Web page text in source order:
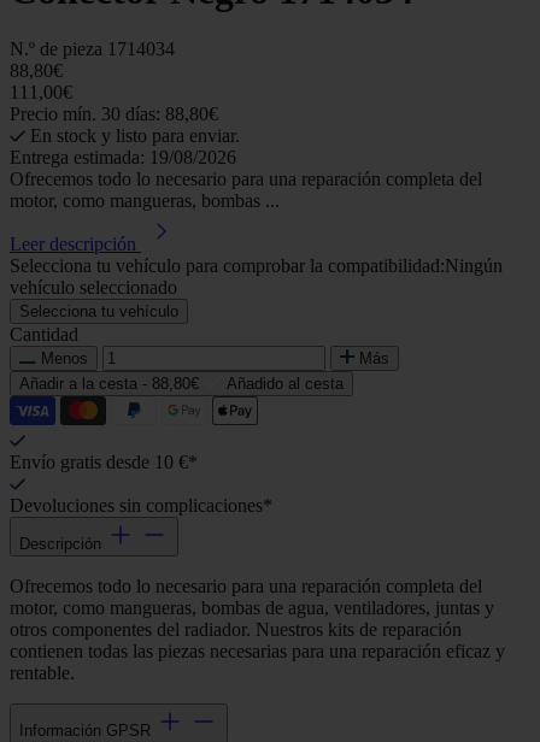
N.º de pieza 1714034
88,80€
111,00€
Precio mín. 30 días: 88,80€
En stock y listo para enviar.
Entrega estimada: 19/08/2026
Ofrecemos todo lo necesario para una reparación completa del
motor, como mangueras, bombas ...
Leer descripción
Selecciona tu vehículo para comprobar la compatibilidad:Ningún
vehículo seleccionado
Selecciona tu vehículo
Cantidad
Menos
Más
Añadir a la cesta - 88,80€ Añadido al cesta
Envío gratis desde 10 €*
Devoluciones sin complicaciones*
Descripción
Ofrecemos todo lo necesario para una reparación completa del
motor, como mangueras, bombas de agua, ventiladores, juntas y
otros componentes del radiador. Nuestros kits de reparación
contienen todas las piezas necesarias para una reparación eficaz y
rentable.
Información GPSR